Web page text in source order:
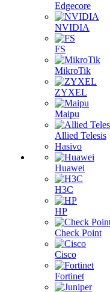
Edgecore
NVIDIA
FS
MikroTik
ZYXEL
Maipu
Allied Telesis
Hasivo
Huawei
H3C
HP
Check Point
Cisco
Fortinet